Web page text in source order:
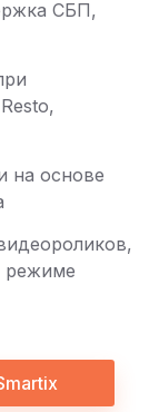
СБП,
на основе
режиме